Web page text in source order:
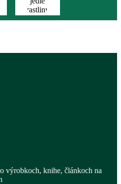
výrobkoch, knihe, článkoch na